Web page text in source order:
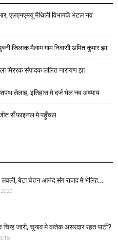
एलएनएमयू मैथिली विभागकेँ भेटल नव
जिलाक मैलाम गाम निवासी अमित कुमार झा
मिररक संपादक ललित नारायण झा
लेलाह, इतिहास मे दर्ज भेल नव अध्याय
सँ फाइनल मे पहुँचल
बेटा चेतन आनंद संग राजद मे भेलिह...
चिन्ह जारी, चुनाव मे कतेक असरदार रहत पार्टी?